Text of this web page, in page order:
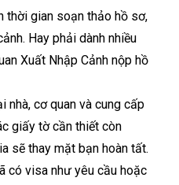
thời gian soạn thảo hồ sơ,
Hay phải dành nhiều
Xuất Nhập Cảnh nộp hồ
nhà, cơ quan và cung cấp
giấy tờ cần thiết còn
sẽ thay mặt bạn hoàn tất.
có visa như yêu cầu hoặc